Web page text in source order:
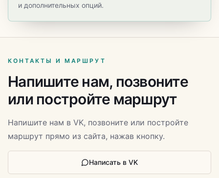
и дополнительных опций.
КОНТАКТЫ И МАРШРУТ
Напишите нам, позвоните
или постройте маршрут
Напишите нам в VK, позвоните или постройте
маршрут прямо из сайта, нажав кнопку.
Написать в VK